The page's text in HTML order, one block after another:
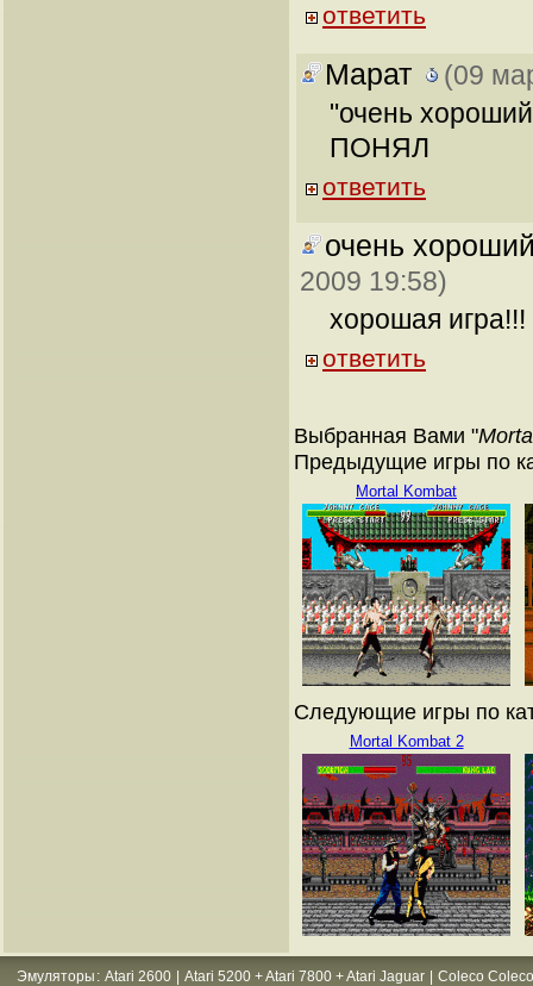
ответить
Марат
(09
"очень
ПОНЯЛ
ответить
очень
2009 19:58)
хорошая игра!!!
ответить
Выбранная Вами "
Предыдущие игры по
Mortal Kombat
Следующие игры по
Mortal Kombat 2
Эмуляторы : Atari 2600 Atari 5200 + Atari 7800 + Atari Jaguar
Coleco